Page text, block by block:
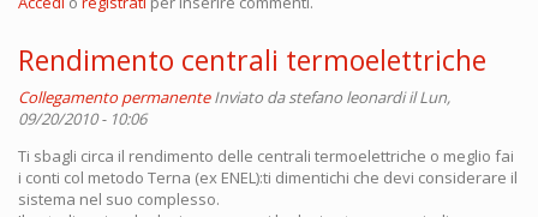
Rendimento centrali termoelettriche
Collegamento permanente Inviato da stefano leonardiil Lun,
09/20/2010 - 10:06
Ti sbagli circa il rendimento delle centrali termoelettriche o meglio fai
i conti col metodo Terna (ex ENEL):ti dimentichi che devi considerare il
sistema nel suo complesso.